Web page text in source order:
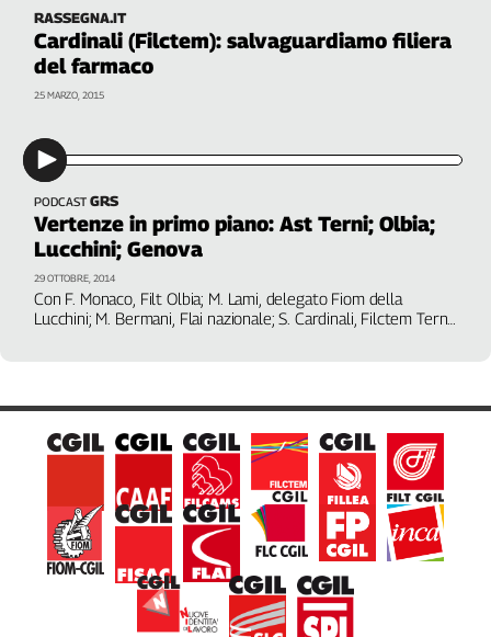
Inca
Caaf
di
Genova,
sangue
della
ragione
120
anni
Collettiva
Play
Collettiva
RASSEGNA.IT
Cardinali (Filctem): salvaguardiamo filiera
del farmaco
25 MARZO, 2015
PODCAST GRS
Vertenze in primo piano: Ast Terni; Olbia;
Lucchini; Genova
Con F. Monaco, Filt Olbia; M. Lami, delegato Fiom della
Lucchini; M. Bermani, Flai nazionale; S. Cardinali, Filctem Terni;
29 OTTOBRE, 2014